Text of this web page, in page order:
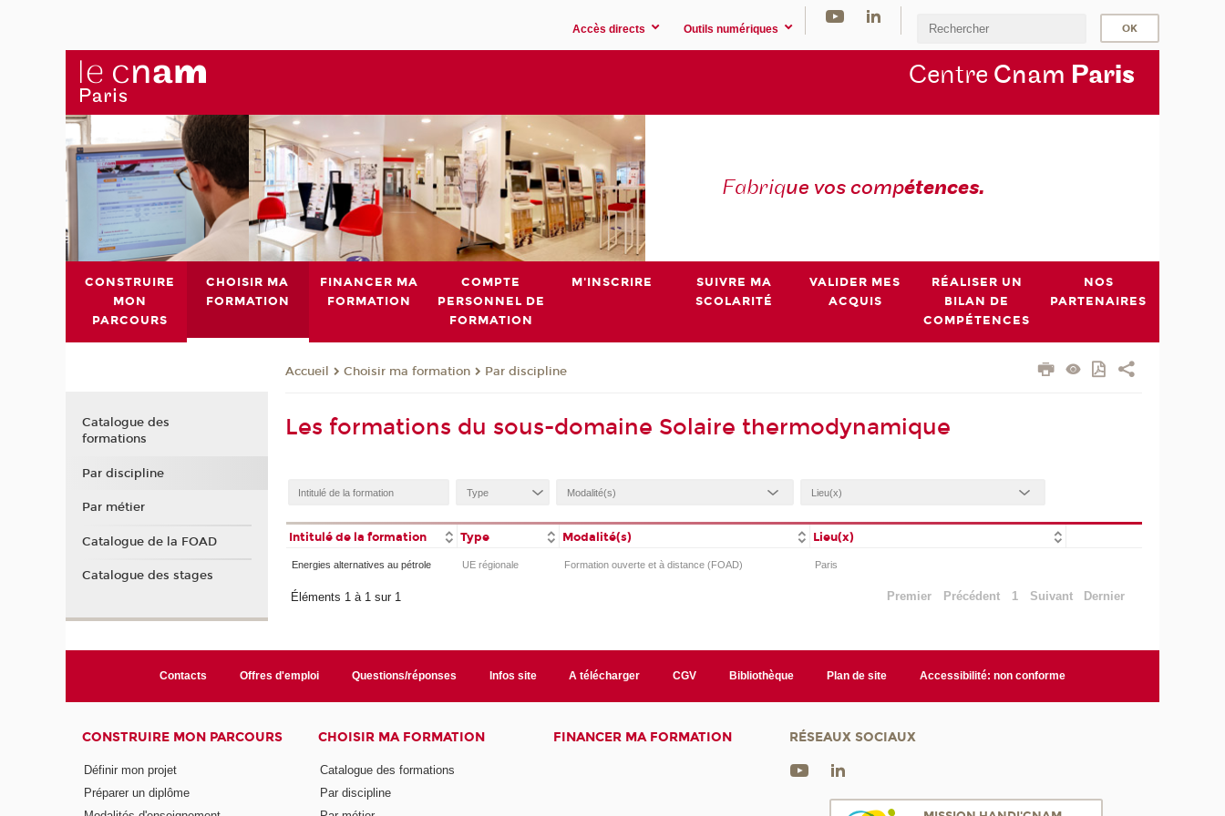
Accès directs Outils numériques
Centre Cnam Paris
Fabrique vos compétences.
CONSTRUIRE
MON
PARCOURS
CHOISIR MA
FORMATION
FINANCER MA
FORMATION
COMPTE
PERSONNEL DE
FORMATION
M'INSCRIRE
SUIVRE MA
SCOLARITÉ
VALIDER MES
ACQUIS
RÉALISER UN
BILAN DE
COMPÉTENCES
NOS
PARTENAIRES
Accueil Choisir ma formation Par discipline
Les formations du sous-domaine Solaire thermodynamique
Intitulé de la formation Type Modalité(s) Lieu(x)
Energies alternatives au pétrole UE régionale Formation ouverte et à distance (FOAD) Paris
Éléments 1 à 1 sur 1 Premier Précédent 1 Suivant Dernier
Catalogue des
formations
Par discipline
Par métier
Catalogue de la FOAD
Catalogue des stages
Contacts Offres d'emploi Questions/réponses Infos site A télécharger CGV Bibliothèque Plan de site Accessibilité: non conforme
CONSTRUIRE MON PARCOURS
Définir mon projet
Préparer un diplôme
CHOISIR MA FORMATION
Catalogue des formations
Par discipline
FINANCER MA FORMATION RÉSEAUX SOCIAUX